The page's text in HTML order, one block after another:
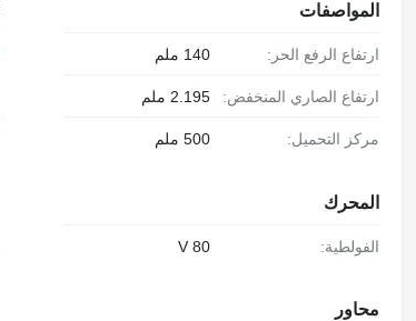
المواصفات
ارتفاع الرفع الحر: 140 ملم
ارتفاع الصاري المنخفض: 2.195 ملم
مركز التحميل: 500 ملم
المحرك
الفولطية: 80 V
محاور